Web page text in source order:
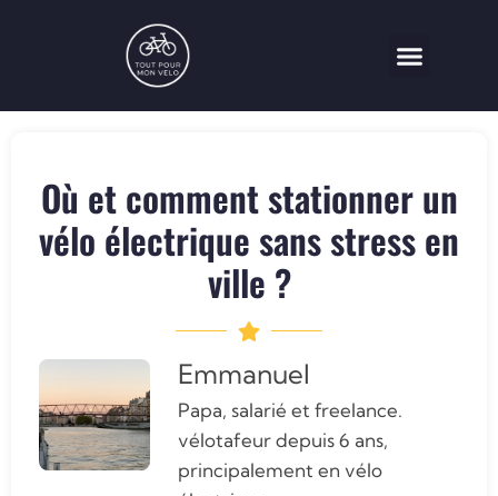
Où et comment stationner un
vélo électrique sans stress en
ville ?
Emmanuel
Papa, salarié et freelance.
vélotafeur depuis 6 ans,
principalement en vélo